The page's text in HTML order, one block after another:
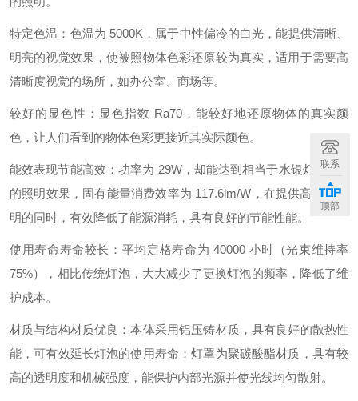
特定色温：色温为 5000K，属于中性偏冷的白光，能提供清晰、
明亮的视觉效果，使被照物体色彩还原较为真实，适用于需要高
清晰度视觉的场所，如办公室、商场等。
较好的显色性：显色指数 Ra70，能较好地还原物体的真实颜
色，让人们看到的物体色彩更接近其实际颜色。
能效表现节能高效：功率为 29W，却能达到相当于水银灯 100W
的照明效果，固有能量消费效率为 117.6lm/W，在提供高亮度照
明的同时，有效降低了能源消耗，具有良好的节能性能。
使用寿命寿命较长：平均定格寿命为 40000 小时（光束维持率
75%），相比传统灯泡，大大减少了更换灯泡的频率，降低了维
护成本。
材质与结构材质优良：本体采用铝压铸材质，具有良好的散热性
能，可有效延长灯泡的使用寿命；灯罩为聚碳酸酯材质，具有较
高的透明度和机械强度，能保护内部光源并使光线均匀散射。
联系
顶部